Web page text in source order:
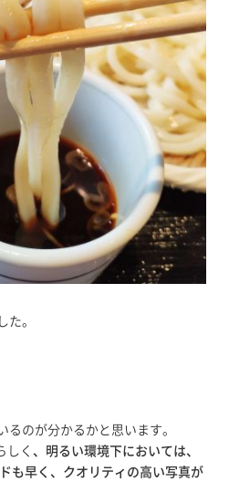
た。
るのが分かるかと思います。
しく 、明るい環境下においては、
も早く、クオリティの高い写真が